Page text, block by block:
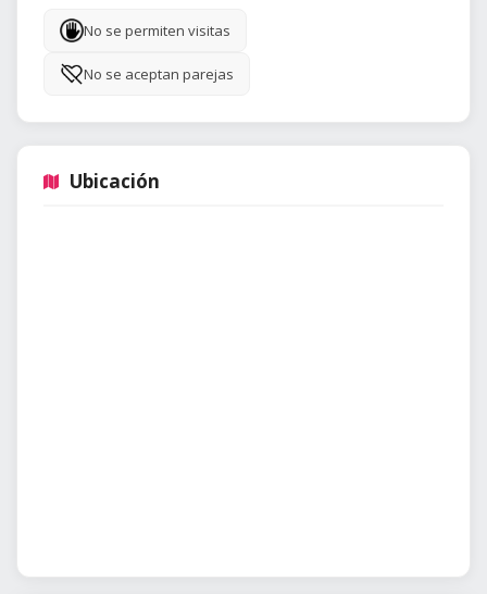
No se permiten visitas
No se aceptan parejas
Ubicación